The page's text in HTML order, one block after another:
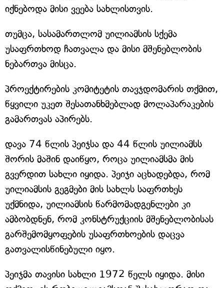
იქნებოდა მისი ვეება სახლისთვის.
თუმცა, სასამართლომ უილიამსის სქემა
უსაფრთხოდ ჩათვალა და მისი მშენებლობის
ნებართვა მისცა.
პროექტირების კომიტეტის თავჯდომარის თქმით,
წყვილი უკეთ შესათანხმებლად მოლაპარაკების
გამართვას აპირებს.
დავა 74 წლის პეიჯსა და 44 წლის უილიამსს
შორის მაშინ დაიწყო, როცა უილიამსმა მის
გვერდით სახლი იყიდა. პეიჯი აცხადებდა, რომ
უილიამსის გეგმები მის სახლს საფრთხეს
უქმნიდა, უილიამსის წარმომადგენლები კი
ამბობდნენ, რომ კონსტრუქციის მშენებლობისას
გარშემომყოფების უსაფრთხოების დაცვა
გათვალისწინებული იყო.
პეიჯმა თავისი სახლი 1972 წელს იყიდა. მისი